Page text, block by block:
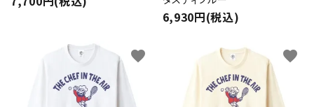
6,930円(税込)
favorite favorite